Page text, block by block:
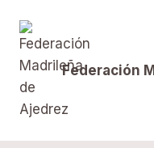
contenido
Federación